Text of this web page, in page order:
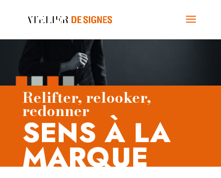
Relifter, relooker,
redonner
SENS À LA
MARQUE